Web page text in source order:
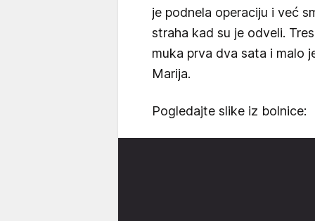
je podnela operaciju i već
straha kad su je odveli.
muka prva dva sata i malo
Marija.
Pogledajte slike iz bolnice: